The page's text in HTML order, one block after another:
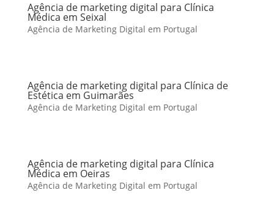
Agência de marketing digital para Clínica
Médica em Seixal
Agência de Marketing Digital em Portugal
Agência de marketing digital para Clínica de
Estética em Guimarães
Agência de Marketing Digital em Portugal
Agência de marketing digital para Clínica
Médica em Oeiras
Agência de Marketing Digital em Portugal